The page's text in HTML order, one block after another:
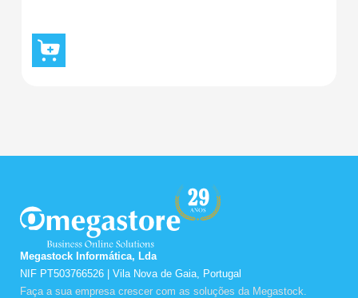
Megastock Informática, Lda
NIF PT503766526 | Vila Nova de Gaia, Portugal
Faça a sua empresa crescer com as soluções da Megastock.